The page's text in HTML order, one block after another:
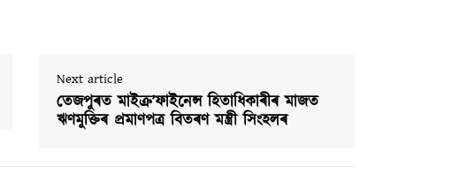
Next article
তেজপুৰত মাইক্ৰ’ফাইনেন্স হিতাধিকাৰীৰ মাজত
ঋণমুক্তিৰ প্ৰমাণপত্ৰ বিতৰণ মন্ত্ৰী সিংহলৰ